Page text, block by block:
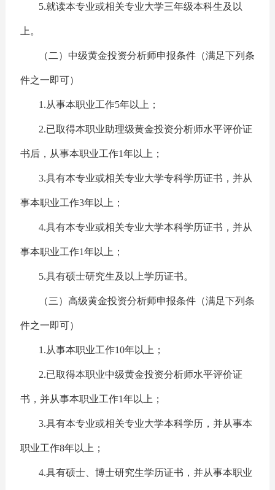
5.就读本专业或相关专业大学三年级本科生及以
上。
（二）中级黄金投资分析师申报条件（满足下列条
件之一即可）
1.从事本职业工作5年以上；
2.已取得本职业助理级黄金投资分析师水平评价证
书后，从事本职业工作1年以上；
3.具有本专业或相关专业大学专科学历证书，并从
事本职业工作3年以上；
4.具有本专业或相关专业大学本科学历证书，并从
事本职业工作1年以上；
5.具有硕士研究生及以上学历证书。
（三）高级黄金投资分析师申报条件（满足下列条
件之一即可）
1.从事本职业工作10年以上；
2.已取得本职业中级黄金投资分析师水平评价证
书，并从事本职业工作1年以上；
3.具有本专业或相关专业大学本科学历，并从事本
职业工作8年以上；
4.具有硕士、博士研究生学历证书，并从事本职业